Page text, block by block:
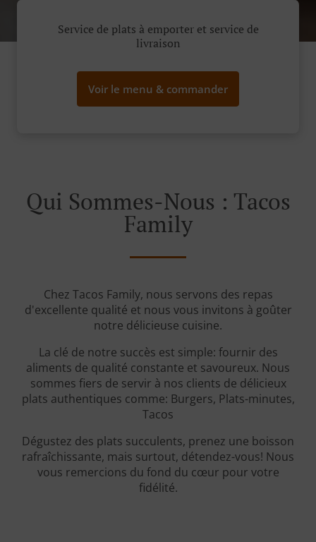
Service de plats à emporter et service de
livraison
Voir le menu & commander
Qui Sommes-Nous : Tacos
Family
Chez Tacos Family, nous servons des repas
d'excellente qualité et nous vous invitons à goûter
notre délicieuse cuisine.
La clé de notre succès est simple: fournir des
aliments de qualité constante et savoureux. Nous
sommes fiers de servir à nos clients de délicieux
plats authentiques comme: Burgers, Plats-minutes,
Tacos
Dégustez des plats succulents, prenez une boisson
rafraîchissante, mais surtout, détendez-vous! Nous
vous remercions du fond du cœur pour votre
fidélité.